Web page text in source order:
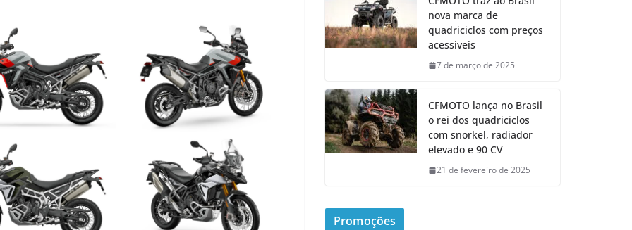
nova marca de
quadriciclos com preços
acessíveis
7 de março de 2025
CFMOTO lança no Brasil
o rei dos quadriciclos
com snorkel, radiador
elevado e 90 CV
21 de fevereiro de 2025
Promoções